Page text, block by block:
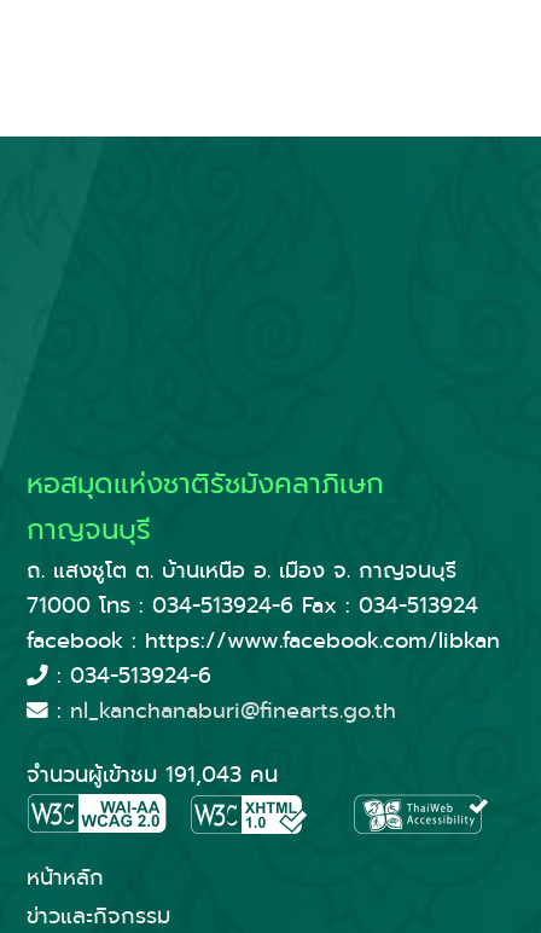
หอสมุดแห่งชาติรัชมังคลาภิเษก
กาญจนบุรี
ถ. แสงชูโต ต. บ้านเหนือ อ. เมือง จ. กาญจนบุรี
71000 โทร : 034-513924-6 Fax : 034-513924
facebook : https://www.facebook.com/libkan
: 034-513924-6
: nl_kanchanaburi@finearts.go.th
จำนวนผู้เข้าชม 191,043 คน
หน้าหลัก
ข่าวและกิจกรรม